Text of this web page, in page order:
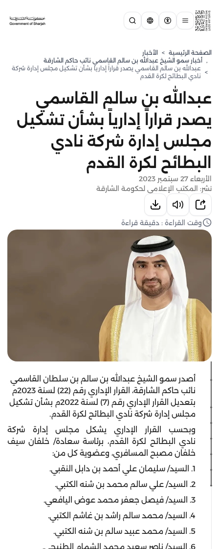
الصفحة الرئيسية > الأخبار
, ⁠أخبار سمو الشيخ عبدالله بن سالم القاسمي نائب حاكم الشارقة
>
عبدالله بن سالم القاسمي يصدر قراراً إدارياً بشأن تشكيل مجلس إدارة شركة
نادي البطائح لكرة القدم
عبدالله بن سالم القاسمي
يصدر قراراً إدارياً بشأن تشكيل
مجلس إدارة شركة نادي
البطائح لكرة القدم
الأربعاء 27 سبتمبر 2023
نشر: المكتب الإعلامي لحكومة الشارقة
وقت القراءة : دقيقة قراءة
أصدر سمو الشيخ عبدالله بن سالم بن سلطان القاسمي
نائب حاكم الشارقة، القرار الإداري رقم (22) لسنة 2023م
بتعديل القرار الإداري رقم (7) لسنة 2022م بشأن تشكيل
مجلس إدارة شركة نادي البطائح لكرة القدم.
وبحسب القرار الإداري يشكل مجلس إدارة شركة
نادي البطائح لكرة القدم، برئاسة سعادة/ خلفان سيف
خلفان مصبح المسافري، وعضوية كل من:
1. السيد/ سليمان علي أحمد بن دابل النقبي.
2. السيد/ علي سالم محمد بن شنه الكتبي.
3. السيد/ فيصل جعفر محمد عوض اليافعي.
4. السيد/ محمد سالم راشد بن غاشم الكتبي.
5. السيد/ محمد عبيد سالم بن شنه الكتبي.
6. السيد/ ناصر سعيد محمد الشمام الطنيجي.